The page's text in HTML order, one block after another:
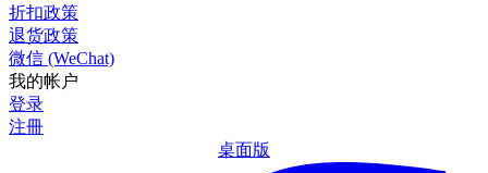
折扣政策
退货政策
微信 (WeChat)
我的帐户
登录
注冊
桌面版